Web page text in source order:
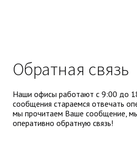
Обратная связь
Наши офисы работают с 9:00 до
сообщения стараемся отвечать
мы прочитаем Ваше сообщение,
оперативно обратную связь!